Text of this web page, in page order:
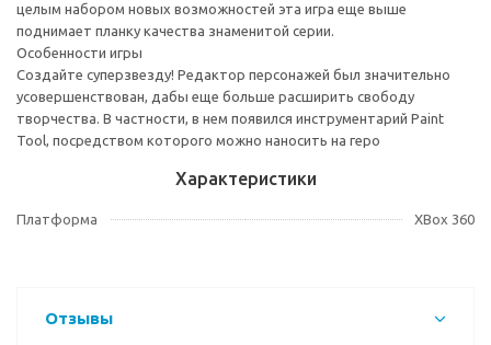
целым набором новых возможностей эта игра еще выше
поднимает планку качества знаменитой серии.
Особенности игры
Создайте суперзвезду! Редактор персонажей был значительно
усовершенствован, дабы еще больше расширить свободу
творчества. В частности, в нем появился инструментарий Paint
Tool, посредством которого можно наносить на геро
Характеристики
Платформа XBox 360
Отзывы